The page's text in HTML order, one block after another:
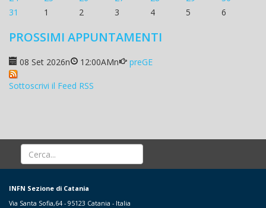
31
1 2 3 4 5 6
PROSSIMI APPUNTAMENTI
08 Set 2026n 12:00AMn preGE
Sottoscrivi il Feed RSS
INFN Sezione di Catania
Via Santa Sofia,64 - 95123 Catania - Italia